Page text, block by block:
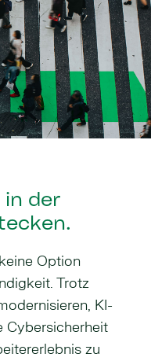
in der
Option
Trotz
KI-
Cybersicherheit
zu